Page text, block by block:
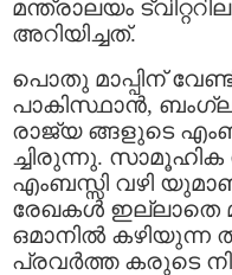
മന്ത്രാലയം
അറിയിച്ചത്.
പൊതു മാപ്പിന്
പാകിസ്ഥാന്‍,
രാജ്യ ങ്ങളുടെ
ച്ചിരുന്നു.
എംബസ്സി വഴി
രേഖകൾ ഇല്ലാതെ
ഒമാനിൽ കഴിയുന്ന
പ്രവര്‍ത്ത കരുടെ